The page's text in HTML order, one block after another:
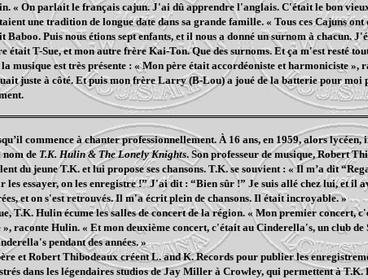
« On parlait le français cajun. J'ai dû apprendre l'anglais. C'était le bon
une tradition de longue date dans sa grande famille. « Tous ces Cajuns
Baboo. Puis nous étions sept enfants, et il nous a donné un surnom à chacun.
était T-Sue, et mon autre frère Kai-Ton. Que des surnoms. Et ça m'est resté
musique est très présente : « Mon père était accordéoniste et harmoniciste »,
juste à côté. Et puis mon frère Larry (B-Lou) a joué de la batterie pour moi
commence à chanter professionnellement. À 16 ans, en 1959, alors
nom de T.K. Hulin & The Lonely Knights. Son professeur de musique, Robert
du jeune T.K. et lui propose ses chansons. T.K. se souvient : « Il m’a dit
les essayer, on les enregistre !” J'ai dit : “Bien sûr !” Je suis allé chez lui, et il
et on s'est retrouvés. Il m'a écrit plein de chansons. Il était incroyable. »
T.K. Hulin écume les salles de concert de la région. « Mon premier concert,
raconte Hulin. « Et mon deuxième concert, c'était au Cinderella's, un club
pendant des années. »
et Robert Thibodeaux créent L. and K. Records pour publier les
dans les légendaires studios de Jay Miller à Crowley, qui permettent à